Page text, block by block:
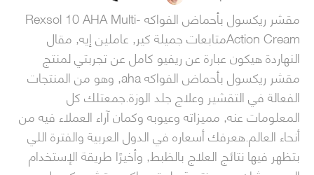
مقشر ريكسول بأحماض الفواكه Rexsol 10 AHA Multi-
Action Creamمتابعات جميلة كير, عاملين إيه, مقال
النهاردة هيكون عبارة عن ريفيو كامل عن تجربتي لمنتج
مقشر ريكسول بأحماض الفواكه aha, وهو من المنتجات
الفعالة في التقشير وعلاج جلد الوزة.جمعتلك كل
المعلومات عنه, مميزاته وعيوبه وكمان آراء العملاء فيه من
أنحاء العالم.هعرفك أسعاره في الدول العربية والفترة اللي
بتظهر فيها نتائج العلاج بالظبط, وأخيرًا طريقة الإستخدام